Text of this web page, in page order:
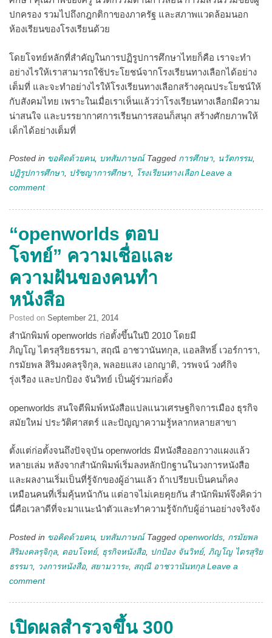
ปกครอง รวมไปถึงกฎกติกาของภาครัฐ และสภาพแวดล้อมนอก
ห้องเรียนของโรงเรียนด้วย
โดยโจทย์หลักที่สำคัญในการปฏิรูปการศึกษาไทยก็คือ เราจะทำ
อย่างไรให้เราสามารถใช้ประโยชน์จากโรงเรียนทางเลือกได้อย่าง
เต็มที่ และจะทำอย่างไรให้โรงเรียนทางเลือกสร้างคุณประโยชน์ให้
กับสังคมไทย เพราะในเมื่อเราเห็นแล้วว่าโรงเรียนทางเลือกมีความ
น่าสนใจ และบรรยากาศการเรียนการสอนก็สนุก สร้างศักยภาพให้
เด็กได้อย่างเต็มที่
Posted in ขอคิดด้วยคน, บทสัมภาษณ์ Tagged การศึกษา, นวัตกรรม,
ปฏิรูปการศึกษา, ปรัชญาการศึกษา, โรงเรียนทางเลือก Leave a
comment
“openworlds ตอบ
โจทย์” ความเชื่อและ
ความฝันของคนทำ
หนังสือ
Posted on September 21, 2014
สำนักพิมพ์ openworlds ก่อตั้งขึ้นในปี 2010 โดยมี
ภิญโญ ไตรสุริยธรรมา, สฤณี อาชวานันทกุล, แอลสิทธิ์ เวอร์การา,
กรมัยพล สิริมงคลรุจิกุล, พลอยแสง เอกญาติ, วรพจน์ วงศ์กิจ
รุ่งเรือง และปกป้อง จันวิทย์ เป็นผู้ร่วมก่อตั้ง
openworlds สนใจตีพิมพ์หนังสือแปลแนวเศรษฐกิจการเมือง ธุรกิจ
สมัยใหม่ ประวัติศาสตร์ และปัญญาความรู้หลากหลายสาขา
ตั้งแต่ก่อตั้งจนถึงปัจจุบัน openworlds มีหนังสือออกวางแผงแล้ว
หลายเล่ม หลังจากสำนักพิมพ์เริ่มลงหลักปักฐานในวงการหนังสือ
และผลงานเริ่มเป็นที่รู้จักของผู้อ่านแล้ว ถ้าเปรียบเป็นคนก็คง
เหมือนคนที่เริ่มคุ้นหน้ากัน แต่อาจไม่เคยคุยกัน สำนักพิมพ์จึงคิดว่า
นี่คือเวลาดีที่จะมาแนะนำตัวและทำความรู้จักกับผู้อ่านอย่างจริงจัง
Posted in ขอคิดด้วยคน, บทสัมภาษณ์ Tagged openworlds กรมัยพล
สิริมงคลรุจิกุล, ตอบโจทย์, ธุรกิจหนังสือ, ปกป้อง จันวิทย์, ภิญโญ ไตรสุริย
ธรรมา
วงการหนังสือ, สยามวาระ, สฤณี อาชวานันทกุล Leave a
comment
เปิดผลสำรวจขึ้น 300